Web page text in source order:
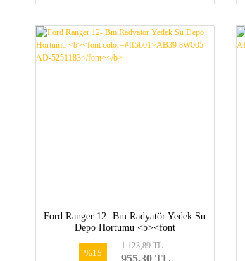
Ford Ranger 12- Bm Radyatör Yedek Su
Depo Hortumu <b><font
5251183</font></b>
%15 955,30 TL
1.123,89 TL